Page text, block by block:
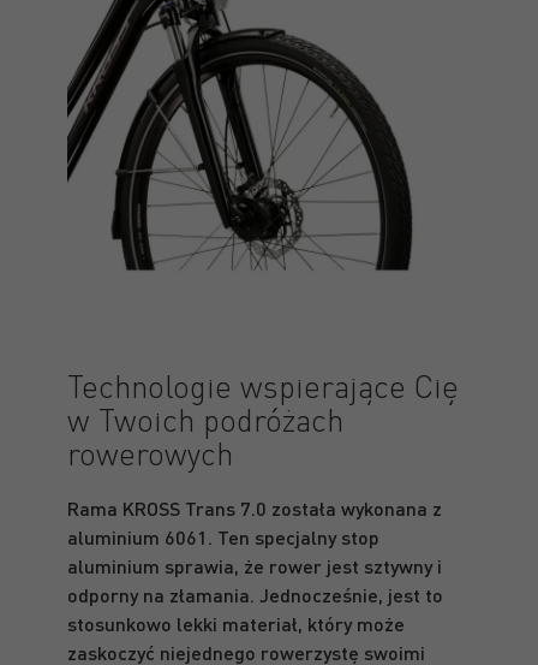
Technologie wspierające Cię
w Twoich podróżach
rowerowych
Rama KROSS Trans 7.0 została wykonana z
aluminium 6061. Ten specjalny stop
aluminium sprawia, że rower jest sztywny i
odporny na złamania. Jednocześnie, jest to
stosunkowo lekki materiał, który może
zaskoczyć niejednego rowerzystę swoimi